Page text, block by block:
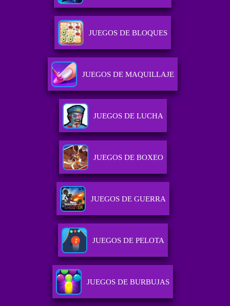
JUEGOS DE BLOQUES
JUEGOS DE MAQUILLAJE
JUEGOS DE LUCHA
JUEGOS DE BOXEO
JUEGOS DE GUERRA
JUEGOS DE PELOTA
JUEGOS DE BURBUJAS